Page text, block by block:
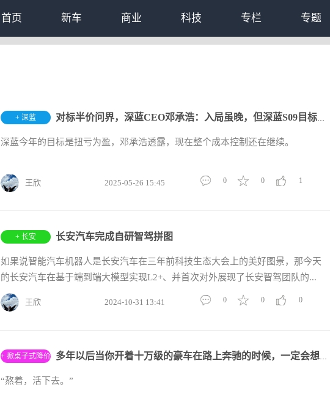
首页 新车 商业 科技 专栏 专题
+ 深蓝 对标半价问界，深蓝CEO邓承浩：入局虽晚，但深蓝S09目标份额20%-
深蓝今年的目标是扭亏为盈，邓承浩透露，现在整个成本控制还在继续。
王欣 2025-05-26 15:45 1
0
0
+ 长安 长安汽车完成自研智驾拼图
如果说智能汽车机器人是长安汽车在三年前科技生态大会上的美好图景，那今天
的长安汽车在基于端到端大模型实现L2+、并首次对外展现了长安智驾团队的...
王欣 2024-10-31 13:41 0
0
0
+ 掀桌子式降价 多年以后当你开着十万级的豪车在路上奔驰的时候，一定会想起2023
“熬着，活下去。”